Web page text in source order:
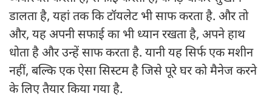
डालता है, यहां तक कि टॉयलेट भी साफ करता है. और तो
और, यह अपनी सफाई का भी ध्यान रखता है, अपने हाथ
धोता है और उन्हें साफ करता है. यानी यह सिर्फ एक मशीन
नहीं, बल्कि एक ऐसा सिस्टम है जिसे पूरे घर को मैनेज करने
के लिए तैयार किया गया है.